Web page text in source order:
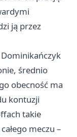
ją przez
Dominikańczyk
średnio
obecność ma
kontuzji
takie
meczu –